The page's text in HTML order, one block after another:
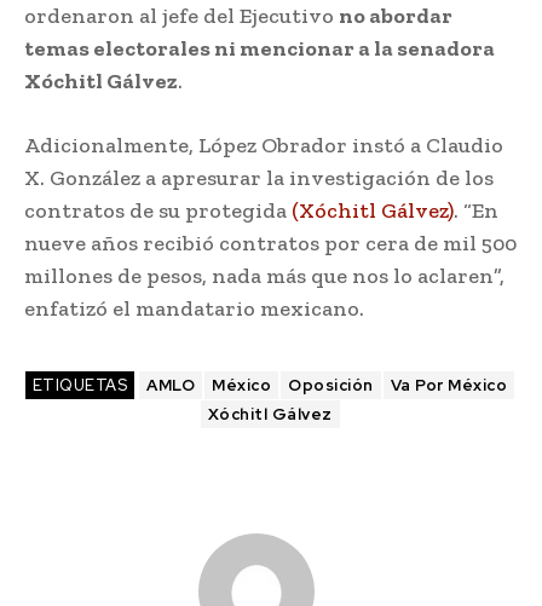
ordenaron al jefe del Ejecutivo no abordar
temas electorales ni mencionar a la senadora
Xóchitl Gálvez.
Adicionalmente, López Obrador instó a Claudio
X. González a apresurar la investigación de los
contratos de su protegida (Xóchitl Gálvez). “En
nueve años recibió contratos por cera de mil 500
millones de pesos, nada más que nos lo aclaren”,
enfatizó el mandatario mexicano.
ETIQUETAS AMLO México Oposición
Va Por México
Xóchitl Gálvez